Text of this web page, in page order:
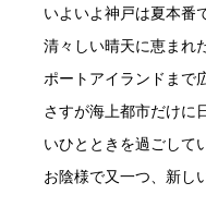
いよいよ神戸は夏本番
清々しい晴天に恵まれ
ポートアイランドまで
さすが海上都市だけに
いひとときを過ごして
お陰様で又一つ、新し